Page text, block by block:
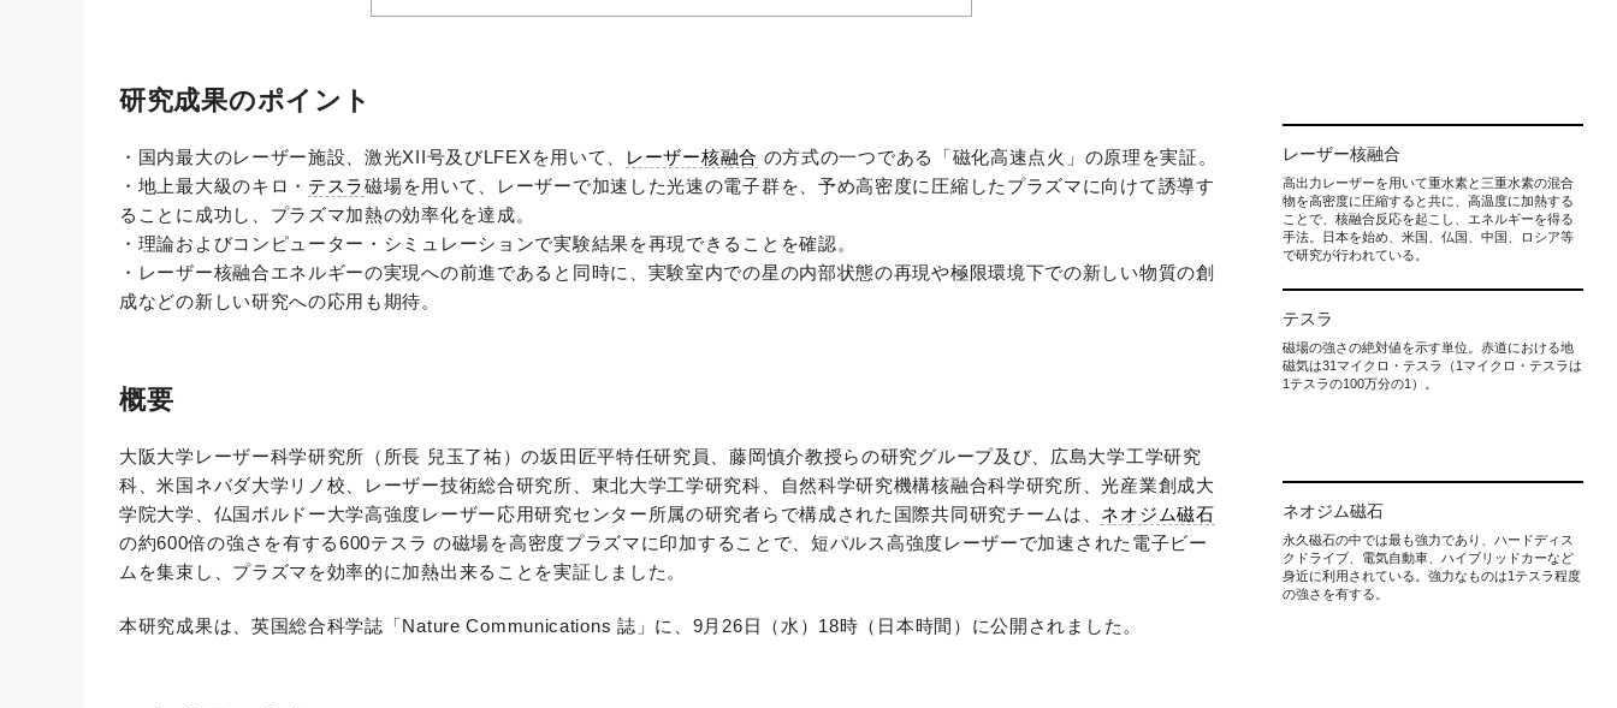
研究成果のポイント
・国内最大のレーザー施設、激光XII号及びLFEXを用いて、 レーザー核融合 の方式の一つである「磁化高速点火」の原理を実証。
・地上最大級のキロ・ テスラ磁場を用いて、レーザーで加速した光速の電子群を、予め高密度に圧縮したプラズマに向けて誘導す
ることに成功し、プラズマ加熱の効率化を達成。
・理論およびコンピューター・シミュレーションで実験結果を再現できることを確認。
・レーザー核融合エネルギーの実現への前進であると同時に、実験室内での星の内部状態の再現や極限環境下での新しい物質の創
成などの新しい研究への応用も期待。
概要
大阪大学レーザー科学研究所（所長 兒玉了祐）の坂田匠平特任研究員、藤岡慎介教授らの研究グループ及び、広島大学工学研究
科、米国ネバダ大学リノ校、レーザー技術総合研究所、東北大学工学研究科、自然科学研究機構核融合科学研究所、光産業創成大
学院大学、仏国ボルドー大学高強度レーザー応用研究センター所属の研究者らで構成された国際共同研究チームは、 ネオジム磁石
の約600倍の強さを有する600テスラ の磁場を高密度プラズマに印加することで、短パルス高強度レーザーで加速された電子ビー
ムを集束し、プラズマを効率的に加熱出来ることを実証しました。
本研究成果は、英国総合科学誌「Nature Communications 誌」に、9月26日（水）18時（日本時間）に公開されました。
レーザー核融合
高出力レーザーを用いて重水素と三重水素の混合
物を高密度に圧縮すると共に、高温度に加熱する
ことで、核融合反応を起こし、エネルギーを得る
手法。日本を始め、米国、仏国、中国、ロシア等
で研究が行われている。
テスラ
磁場の強さの絶対値を示す単位。赤道における地
磁気は31マイクロ・テスラ（1マイクロ・テスラは
1テスラの100万分の1）。
ネオジム磁石
永久磁石の中では最も強力であり、ハードディス
クドライブ、電気自動車、ハイブリッドカーなど
身近に利用されている。強力なものは1テスラ程度
の強さを有する。